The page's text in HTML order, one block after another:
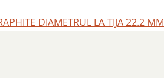
DIAMETRUL LA TIJA 22.2 MM